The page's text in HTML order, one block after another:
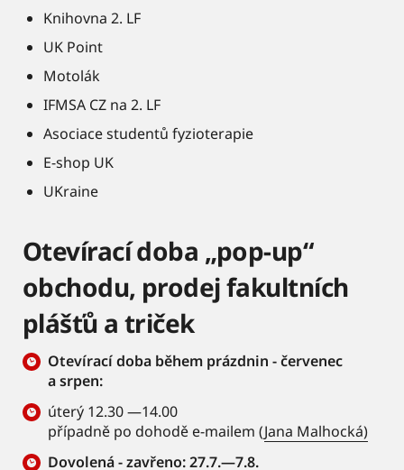
Knihovna 2. LF
UK Point
Motolák
IFMSA CZ na 2. LF
Asociace studentů fyzioterapie
E-shop UK
UKraine
Otevírací doba „pop-up“
obchodu, prodej fakultních
plášťů a triček
Otevírací doba během prázdnin - červenec
a srpen:
úterý 12.30 —14.00
případně po dohodě e-mailem (Jana Malhocká)
Dovolená - zavřeno: 27.7.—7.8.